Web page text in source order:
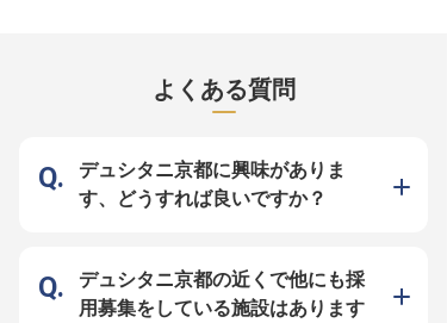
のチェックイン・チェックアウトを
はじめ、レストランでのお料理やド
ます。お客様から直接お礼の言葉を
いただけることや、自分の名前を覚
えていただけることが、大きなやり
がいに繋がります。そのためには、
欲を持って業務に取り組める方であ
れば、未経験の方も歓迎です。ホテ
ルニューアワジグループ運営による
安定した環境で、お客様に安心と笑
添う——そんな“質”のおもてなしを
大切にしています。 【未経験か
ら、旅館ならではの接遇を一つず
ず、接遇マナーから所作まで一つひ
とつお教えします。仕事の流れも先
輩が丁寧にサポートしますので、業
界未経験の方もご安心ください。
じてスキルを磨けます。語学が得意
な方は、その強みを早期から活かし
ていただけます。 【働く環境のポ
イント】 ・交通費全額支給／昇給
活かせる
支給 ・
り（勤務
よくある質問
デュシタニ京都に興味がありま
す、どうすれば良いですか？
デュシタニ京都の近くで他にも採
用募集をしている施設はあります